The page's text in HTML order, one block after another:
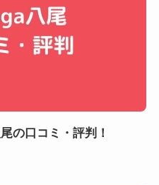
の口コミ・評判！